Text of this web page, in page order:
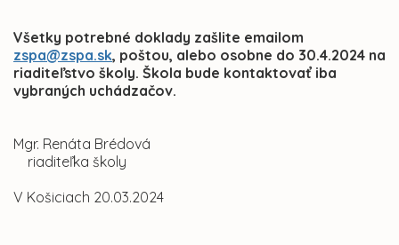
Všetky potrebné doklady zašlite emailom
zspa@zspa.sk, poštou, alebo osobne do 30.4.2024 na
riaditeľstvo školy. Škola bude kontaktovať iba
vybraných uchádzačov.
Mgr. Renáta Brédová
riaditeľka školy
V Košiciach 20.03.2024